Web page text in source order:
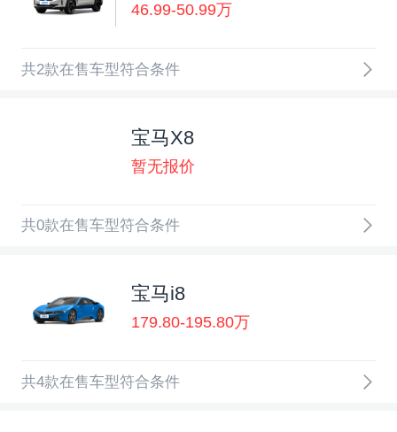
46.99-50.99万
共2款在售车型符合条件
宝马X8
暂无报价
共0款在售车型符合条件
宝马i8
179.80-195.80万
共4款在售车型符合条件